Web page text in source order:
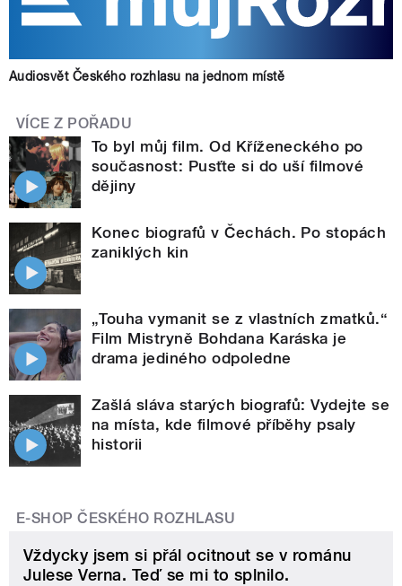
Audiosvět Českého rozhlasu na jednom místě
VÍCE Z POŘADU
To byl můj film. Od Kříženeckého po
současnost: Pusťte si do uší filmové
dějiny
Konec biografů v Čechách. Po stopách
zaniklých kin
„Touha vymanit se z vlastních zmatků.“
Film Mistryně Bohdana Karáska je
drama jediného odpoledne
Zašlá sláva starých biografů: Vydejte se
na místa, kde filmové příběhy psaly
historii
E-SHOP ČESKÉHO ROZHLASU
Vždycky jsem si přál ocitnout se v románu
Julese Verna. Teď se mi to splnilo.